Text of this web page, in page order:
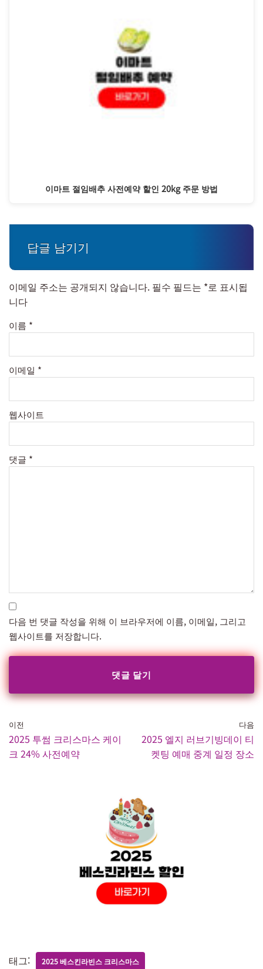
이마트 절임배추 사전예약 할인 20kg 주문 방법
답글 남기기
이메일 주소는 공개되지 않습니다. 필수 필드는 *로 표시됩
니다
이름 *
이메일 *
웹사이트
댓글 *
다음 번 댓글 작성을 위해 이 브라우저에 이름, 이메일, 그리고
웹사이트를 저장합니다.
이전
2025 투썸 크리스마스 케이
크 24% 사전예약
다음
2025 엘지 러브기빙데이 티
켓팅 예매 중계 일정 장소
태그: 2025 베스킨라빈스 크리스마스